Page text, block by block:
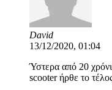
David
13/12/2020, 01:04
Ύστερα από 20
scooter ήρθε το